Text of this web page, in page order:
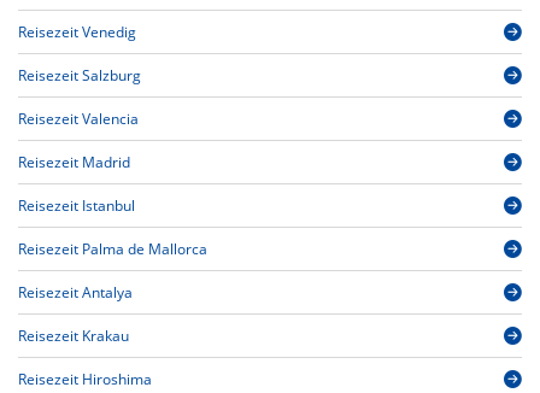
Reisezeit Venedig
Reisezeit Salzburg
Reisezeit Valencia
Reisezeit Madrid
Reisezeit Istanbul
Reisezeit Palma de Mallorca
Reisezeit Antalya
Reisezeit Krakau
Reisezeit Hiroshima